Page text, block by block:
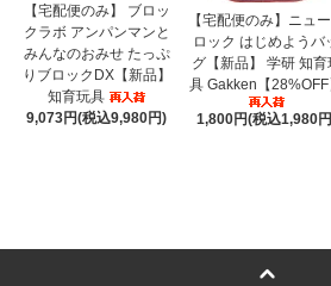
【宅配便のみ】 ブロッ
クラボ アンパンマンと
みんなのおみせ たっぷ
りブロックDX【新品】
知育玩具
9,073円(税込9,980円)
【宅配便のみ】ニュ
ロック はじめようバ
グ【新品】 学研 知育
具 Gakken【28%OFF
1,800円(税込1,980